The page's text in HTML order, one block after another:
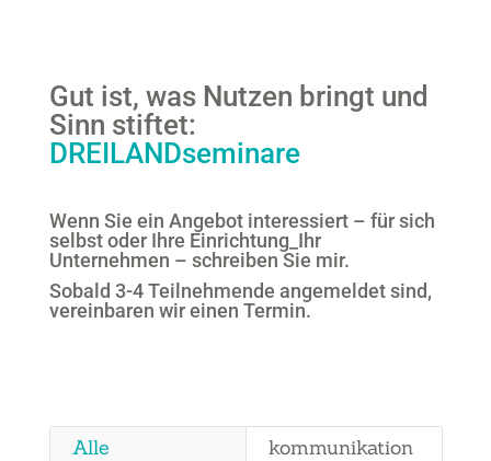
Gut ist, was Nutzen bringt und
Sinn stiftet:
DREILANDseminare
Wenn Sie ein Angebot interessiert – für sich
selbst oder Ihre Einrichtung_Ihr
Unternehmen – schreiben Sie mir.
Sobald 3-4 Teilnehmende angemeldet sind,
vereinbaren wir einen Termin.
Alle
kommunikation